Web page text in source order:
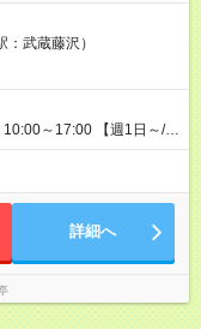
武蔵藤沢）
～17:00 【週1日～/1
ろん大歓迎！ 「子ど
ムだけ」 など、家庭の予
詳細へ